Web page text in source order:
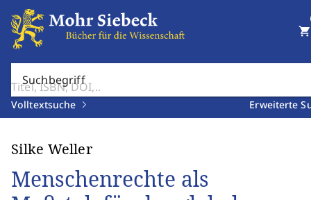
Suchbegriff
Volltextsuche Erweiterte
shopping_cart
Silke Weller
Menschenrechte als